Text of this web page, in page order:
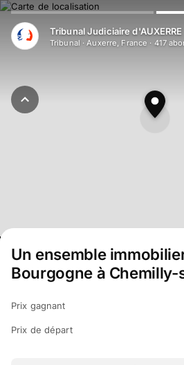
Aller au contenu principal
Tribunal Judiciaire d'AUXERRE
Tribunal · Auxerre, France · 417
Un ensemble
Bourgogne à Chemilly-
Prix gagnant
Prix de départ